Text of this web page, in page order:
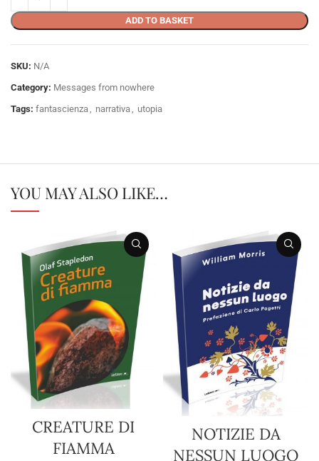
ADD TO BASKET
SKU: N/A
Category: Messages from nowhere
Tags: fantascienza narrativa utopia
YOU MAY ALSO LIKE…
CREATURE DI
FIAMMA
NOTIZIE DA
NESSUN LUOGO